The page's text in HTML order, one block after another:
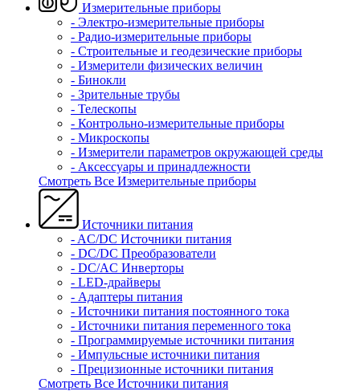
Измерительные приборы
- Электро-измерительные приборы
- Радио-измерительные приборы
- Строительные и геодезические приборы
- Измерители физических величин
- Бинокли
- Зрительные трубы
- Телескопы
- Контрольно-измерительные приборы
- Микроскопы
- Измерители параметров окружающей среды
- Аксессуары и принадлежности
Смотреть Все Измерительные приборы
Источники питания
- AC/DC Источники питания
- DC/DC Преобразователи
- DC/AC Инверторы
- LED-драйверы
- Адаптеры питания
- Источники питания постоянного тока
- Источники питания переменного тока
- Программируемые источники питания
- Импульсные источники питания
- Прецизионные источники питания
Смотреть Все Источники питания